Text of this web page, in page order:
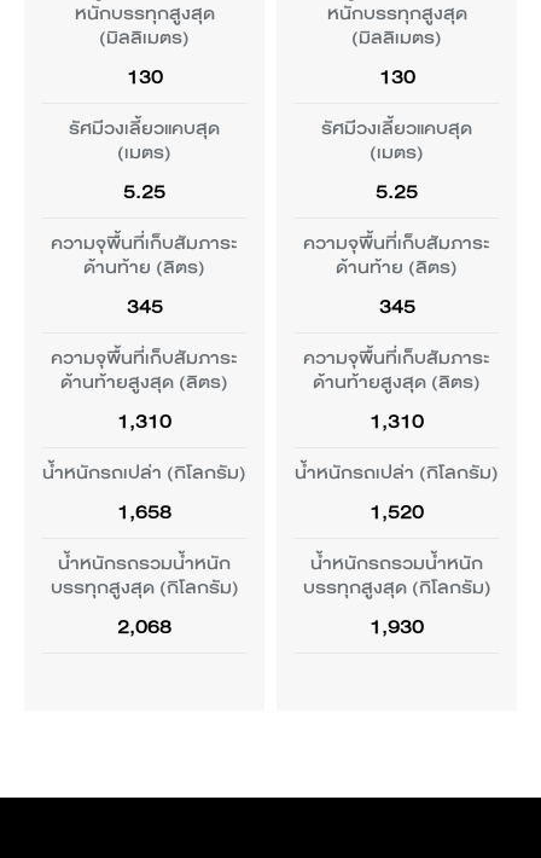
หนักบรรทุกสูงสุด
(มิลลิเมตร)
130
รัศมีวงเลี้ยวแคบสุด
(เมตร)
5.25
ความจุพื้นที่เก็บสัมภาระ
ด้านท้าย (ลิตร)
345
ความจุพื้นที่เก็บสัมภาระ
ด้านท้ายสูงสุด (ลิตร)
1,310
น้ำหนักรถเปล่า (กิโลกรัม)
1,658
น้ำหนักรถรวมน้ำหนัก
บรรทุกสูงสุด (กิโลกรัม)
2,068
หนักบรรทุกสูงสุด
(มิลลิเมตร)
130
รัศมีวงเลี้ยวแคบสุด
(เมตร)
5.25
ความจุพื้นที่เก็บสัมภาระ
ด้านท้าย (ลิตร)
345
ความจุพื้นที่เก็บสัมภาระ
ด้านท้ายสูงสุด (ลิตร)
1,310
น้ำหนักรถเปล่า (กิโลกรัม)
1,520
น้ำหนักรถรวมน้ำหนัก
บรรทุกสูงสุด (กิโลกรัม)
1,930
ประเภทแบตเตอรี่
BYD Blade Battery
ความจุแบตเตอรี่สูงสุด
(กิโลวัตต์ - ชั่วโมง)
60.48
ระบบกันสะเทือน
ระบบกันสะเทือนด้านหน้า
แม็คเฟอร์สันสตรัท
ระบบกันสะเทือนด้านหลัง
มัลติลิงก์
ระบบเบรก
ระบบเบรกด้านหน้า
ดิสก์เบรก
ประเภทแบตเตอรี่
BYD Blade Battery
ความจุแบตเตอรี่สูงสุด
(กิโลวัตต์ - ชั่วโมง)
50.25
ระบบกันสะเทือน
ระบบกันสะเทือนด้านหน้า
แม็คเฟอร์สันสตรัท
ระบบกันสะเทือนด้านหลัง
ทอร์ชั่นบีม
ระบบเบรก
ระบบเบรกด้านหน้า
ดิสก์เบรก
ไฟฟ้าพร้อมระบบทำความ
ร้อนไล่ฝ้า
ที่ปัดน้ำฝนด้านหน้าแบบไร้
โครงเหล็ก
ที่ปัดน้ำฝนด้านหลัง
กระจกมองข้างปรับและพับ
ไฟฟ้าพร้อมระบบทำความ
ร้อนไล่ฝ้า
ที่ปัดน้ำฝนด้านหน้าแบบไร้
โครงเหล็ก
ที่ปัดน้ำฝนด้านหลัง
เบาะนั่งด้านหน้าพร้อม
ระบบระบายอากาศ
พนักพิงเบาะโดยสารด้าน
หลังพับแบบ 60:40
พนักพิงศรีษะที่เบาะนั่ง
โดยสารด้านหลัง ปรับ
ระดับสูง-ต่ำได้
กระจกด้านคนขับเปิด-ปิด
อัตโนมัติแบบสัมผัสสวิตช์
ครั้งเดียวพร้อมระบบ
ป้องกันการหนีบ
-
กระจก 4 บานเปิด-ปิด
อัตโนมัติแบบสัมผัสสวิตช์
ครั้งเดียวพร้อมระบบ
ป้องกันการหนีบ
ด้านหน้า
เบาะนั่งด้านหน้าพร้อม
ระบบระบายอากาศ
-
พนักพิงเบาะโดยสารด้าน
หลังพับแบบ 60:40
พนักพิงศรีษะที่เบาะนั่ง
โดยสารด้านหลัง ปรับ
ระดับสูง-ต่ำได้
กระจกด้านคนขับเปิด-ปิด
อัตโนมัติแบบสัมผัสสวิตช์
ป้องกันการหนีบ
กระจก 4 บานเปิด-ปิด
อัตโนมัติแบบสัมผัสสวิตช์
ครั้งเดียวพร้อมระบบ
ป้องกันการหนีบ
ไฟส่องแผนที่
กล้องมองภาพรอบคัน
360 องศา
ระบบตรวจสอบแรงดันลม
ยาง (TPMS)
เซนเซอร์ช่วยตรวจจับวัตถุ
ด้านหน้า 2 ตำแหน่ง
เซนเซอร์ช่วยตรวจจับวัตถุ
ด้านหลัง 3 ตำแหน่ง
ของรถอัตโนมัติ (AVH)
ระบบเบรกมือไฟฟ้า
(EPB)
กล้องมองภาพรอบคัน
360 องศา
ระบบตรวจสอบแรงดันลม
ยาง (TPMS)
เซนเซอร์ช่วยตรวจจับวัตถุ
ด้านหน้า 2 ตำแหน่ง
ด้านหลัง 3 ตำแหน่ง
ระบบช่วยควบคุมการไหล
ของรถอัตโนมัติ (AVH)
ระบบเบรกมือไฟฟ้า
(EPB)
*มิวสิคสตรีมมิ่ง
ที่ชาร์จโทรศัพท์มือถือแบบ
ไร้สาย
ช่อง USB - C และ USB -
A อย่างละ 1 ตำแหน่ง
สำหรับผู้โดยสารด้านหน้า
ช่อง USB - C และ USB -
A อย่างละ 1 ตำแหน่ง
สำหรับผู้โดยสารด้านหลัง
ช่องจ่ายไฟ 12V
ระบบ Keyless Entry และ
Keyless Start
*มิวสิคสตรีมมิ่ง
ที่ชาร์จโทรศัพท์มือถือแบบ
ไร้สาย
-
ช่อง USB - C และ USB -
A อย่างละ 1 ตำแหน่ง
สำหรับผู้โดยสารด้านหน้า
ช่อง USB - C และ USB -
A อย่างละ 1 ตำแหน่ง
สำหรับผู้โดยสารด้านหลัง
ช่องจ่ายไฟ 12V
ระบบ Keyless Entry และ
Keyless Start